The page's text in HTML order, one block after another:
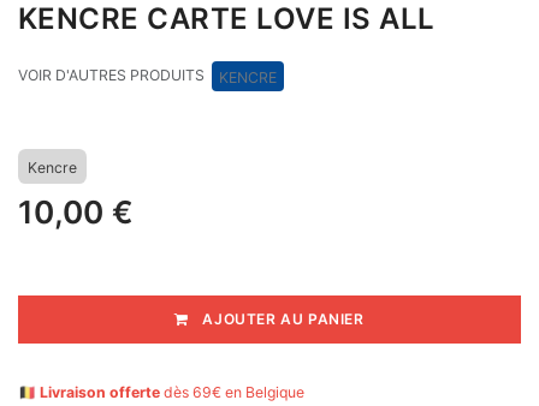
KENCRE CARTE LOVE IS ALL
VOIR D'AUTRES PRODUITS KENCRE
Kencre
10,00 €
AJOUTER AU PANIER
🇧🇪 Livraison offerte dès 69€ en Belgique